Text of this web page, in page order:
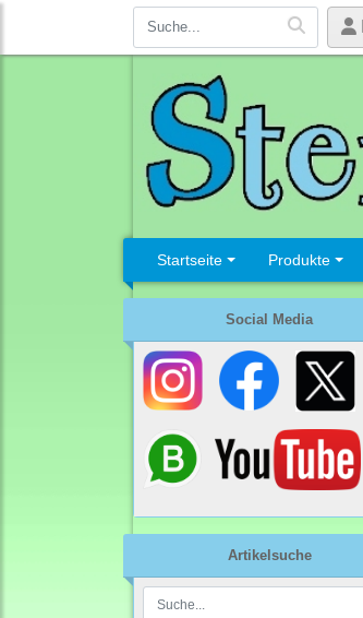
Startseite Produkte
Social Media
Artikelsuche